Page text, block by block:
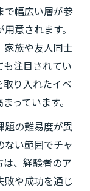
で幅広い層が参
意されます。
家族や友人同士
注目されてい
取り入れたイベ
っています。
題の難易度が異
ない範囲でチャ
は、経験者のア
敗や成功を通じ